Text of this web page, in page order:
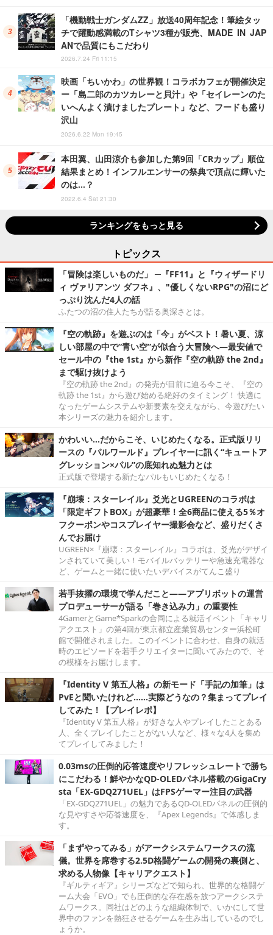
「機動戦士ガンダムZZ」放送40周年記念！筆絵タッ
チで躍動感満載のTシャツ3種が販売、MADE IN JAP
ANで品質にもこだわり
2026.7.24 Fri 11:15
映画「ちいかわ」の世界観！コラボカフェが開催決定
ー「島二郎のカツカレーと貝汁」や「セイレーンのた
いへんよく漬けましたプレート」など、フードも盛り
沢山
2026.6.22 Mon 19:45
本田翼、山田涼介も参加した第9回「CRカップ」順位
結果まとめ！インフルエンサーの祭典で頂点に輝いた
のは…？
2022.6.4 Sat 21:30
ランキングをもっと見る
トピックス
「冒険は楽しいものだ」 ─『FF11』と『ウィザードリ
ィ ヴァリアンツ ダフネ』、"優しくないRPG"の沼にど
っぷり沈んだ4人の話
ふたつの沼の住人たちが語る奥深さとは。
『空の軌跡』を遊ぶのは「今」がベスト！暑い夏、涼
しい部屋の中で“青い空”が似合う大冒険へ―最安値で
セール中の『the 1st』から新作『空の軌跡 the 2nd』
まで駆け抜けよう
『空の軌跡 the 2nd』の発売が目前に迫る今こそ、『空の
軌跡 the 1st』から遊び始める絶好のタイミング！ 快適に
なったゲームシステムや新要素を交えながら、今遊びたい
本シリーズの魅力を紹介します。
かわいい…だからこそ、いじめたくなる。正式版リリ
ースの『パルワールド』プレイヤーに訊く“キュートア
グレッション×パル”の底知れぬ魅力とは
正式版で登場する新たなパルもいじめたくなる！
『崩壊：スターレイル』爻光とUGREENのコラボは
「限定ギフトBOX」が超豪華！全6商品に使える5％オ
フクーポンやコスプレイヤー撮影会など、盛りだくさ
んでお届け
UGREEN×『崩壊：スターレイル』コラボは、爻光がデザイ
ンされていて美しい！モバイルバッテリーや急速充電器な
ど、ゲームと一緒に使いたいデバイスがてんこ盛り
若手抜擢の環境で学んだこと――アプリボットの運営
プロデューサーが語る「巻き込み力」の重要性
4GamerとGame*Sparkの合同による就活イベント「キャリ
アクエスト」の第4回が東京都立産業貿易センター浜松町
館で開催されました。このイベントに合わせ、自身の就活
時のエピソードを若手クリエイターに聞いてみたので、そ
の模様をお届けします。
『Identity V 第五人格』の新モード「手記の加筆」は
PvEと聞いたけれど……実際どうなの？集まってプレイ
してみた！【プレイレポ】
『Identity V 第五人格』が好きな人やプレイしたことある
人、全くプレイしたことがない人など、様々な4人を集め
てプレイしてみました！
0.03msの圧倒的応答速度やリフレッシュレートで勝ち
にこだわる！鮮やかなQD-OLEDパネル搭載のGigaCry
sta「EX-GDQ271UEL」はFPSゲーマー注目の武器
「EX-GDQ271UEL」の魅力であるQD-OLEDパネルの圧倒的
な見やすさや応答速度を、『Apex Legends』で体感しま
す。
「まずやってみる」がアークシステムワークスの流
儀。世界を席巻する2.5D格闘ゲームの開発の裏側と、
求める人物像【キャリアクエスト】
『ギルティギア』シリーズなどで知られ、世界的な格闘ゲ
ーム大会「EVO」でも圧倒的な存在感を放つアークシステ
ムワークス。同社はどのような組織体制で、いかにして世
界中のファンを熱狂させるゲームを生み出しているのでし
ょうか。